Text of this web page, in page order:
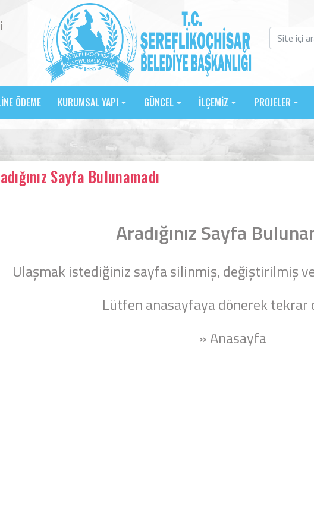
ÖDEME KURUMSAL YAPI GÜNCEL İLÇEMİZ PROJELER
Sayfa Bulunamadı
Aradığınız Sayfa
Ulaşmak istediğiniz sayfa silinmiş, değiştirilmiş
Lütfen anasayfaya dönerek tekrar
» Anasayfa